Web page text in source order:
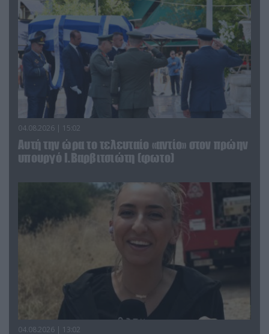
04.08.2026 | 15:02
Αυτή την ώρα το τελευταίο «αντίο» στον πρώην
υπουργό Ι.Βαρβιτσιώτη (φωτο)
04.08.2026 | 13:02